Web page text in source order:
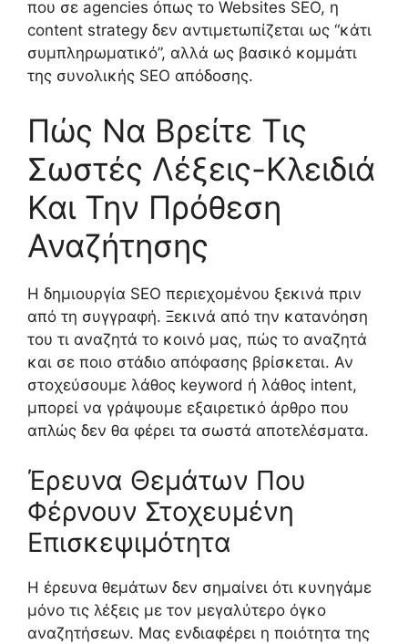
που σε agencies όπως το Websites SEO, η
content strategy δεν αντιμετωπίζεται ως “κάτι
συμπληρωματικό”, αλλά ως βασικό κομμάτι
της συνολικής SEO απόδοσης.
Πώς Να Βρείτε Τις
Σωστές Λέξεις-Κλειδιά
Και Την Πρόθεση
Αναζήτησης
Η δημιουργία SEO περιεχομένου ξεκινά πριν
από τη συγγραφή. Ξεκινά από την κατανόηση
του τι αναζητά το κοινό μας, πώς το αναζητά
και σε ποιο στάδιο απόφασης βρίσκεται. Αν
στοχεύσουμε λάθος keyword ή λάθος intent,
μπορεί να γράψουμε εξαιρετικό άρθρο που
απλώς δεν θα φέρει τα σωστά αποτελέσματα.
Έρευνα Θεμάτων Που
Φέρνουν Στοχευμένη
Επισκεψιμότητα
Η έρευνα θεμάτων δεν σημαίνει ότι κυνηγάμε
μόνο τις λέξεις με τον μεγαλύτερο όγκο
αναζητήσεων. Μας ενδιαφέρει η ποιότητα της